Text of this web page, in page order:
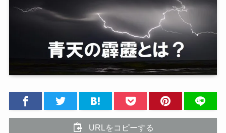
URLをコピーする